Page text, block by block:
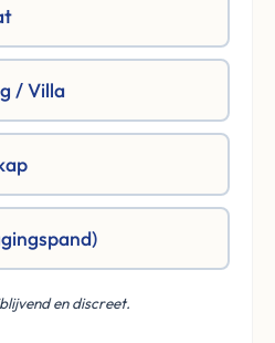
/ Villa
en discreet.